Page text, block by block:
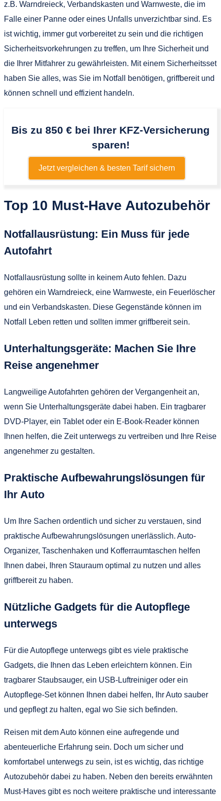
z.B. Warndreieck, Verbandskasten und Warnweste, die im
Falle einer Panne oder eines Unfalls unverzichtbar sind. Es
ist wichtig, immer gut vorbereitet zu sein und die richtigen
Sicherheitsvorkehrungen zu treffen, um Ihre Sicherheit und
die Ihrer Mitfahrer zu gewährleisten. Mit einem Sicherheitsset
haben Sie alles, was Sie im Notfall benötigen, griffbereit und
können schnell und effizient handeln.
Bis zu 850 € bei Ihrer KFZ-Versicherung
sparen!
Jetzt vergleichen & besten Tarif sichern
Top 10 Must-Have Autozubehör
Notfallausrüstung: Ein Muss für jede
Autofahrt
Notfallausrüstung sollte in keinem Auto fehlen. Dazu
gehören ein Warndreieck, eine Warnweste, ein Feuerlöscher
und ein Verbandskasten. Diese Gegenstände können im
Notfall Leben retten und sollten immer griffbereit sein.
Unterhaltungsgeräte: Machen Sie Ihre
Reise angenehmer
Langweilige Autofahrten gehören der Vergangenheit an,
wenn Sie Unterhaltungsgeräte dabei haben. Ein tragbarer
DVD-Player, ein Tablet oder ein E-Book-Reader können
Ihnen helfen, die Zeit unterwegs zu vertreiben und Ihre Reise
angenehmer zu gestalten.
Praktische Aufbewahrungslösungen für
Ihr Auto
Um Ihre Sachen ordentlich und sicher zu verstauen, sind
praktische Aufbewahrungslösungen unerlässlich. Auto-
Organizer, Taschenhaken und Kofferraumtaschen helfen
Ihnen dabei, Ihren Stauraum optimal zu nutzen und alles
griffbereit zu haben.
Nützliche Gadgets für die Autopflege
unterwegs
Für die Autopflege unterwegs gibt es viele praktische
Gadgets, die Ihnen das Leben erleichtern können. Ein
tragbarer Staubsauger, ein USB-Luftreiniger oder ein
Autopflege-Set können Ihnen dabei helfen, Ihr Auto sauber
und gepflegt zu halten, egal wo Sie sich befinden.
Reisen mit dem Auto können eine aufregende und
abenteuerliche Erfahrung sein. Doch um sicher und
komfortabel unterwegs zu sein, ist es wichtig, das richtige
Autozubehör dabei zu haben. Neben den bereits erwähnten
Must-Haves gibt es noch weitere praktische und interessante